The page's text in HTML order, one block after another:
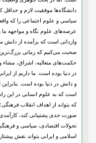
دانشگاه‌ها موفقیت لازم و حداقل
سیاسی و علوم اجتماعی را که
عرصه‌های علوم نگاه و مواجهه ما
وارداتی است که برآمده از دانش
صحبت می‌کنیم که زمانی بزرگ‌ترین
حکمت‌های متعالیه، اشراق،
در دنیا بوده است. ما داریم از
و دانش در دنیا بوده است.
است که به علوم انسانی در این
که بتواند از اهداف انقلاب
صورت جدی پشتیبانی کند،
تحولات اقتصادی، سیاسی و
اسلامی و ایرانی بتواند نقش